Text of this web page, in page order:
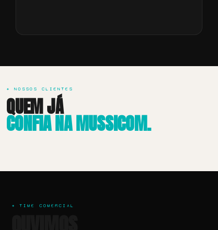
✦ NOSSOS CLIENTES
QUEM JÁ
CONFIA NA MUSSICOM.
✦ TIME COMERCIAL